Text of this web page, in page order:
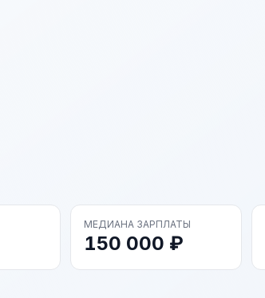
МЕДИАНА ЗАРПЛАТЫ
150 000 ₽